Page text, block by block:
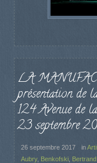
LA
présentation de
124 Avenue de
23 septembre
26 septembre 2017 in
Aubry, Benkofski